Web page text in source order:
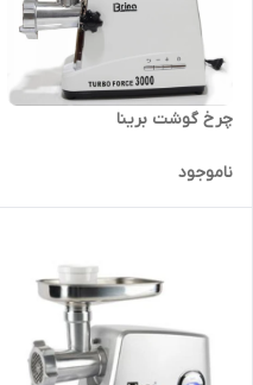
چرخ گوشت برینا
ناموجود